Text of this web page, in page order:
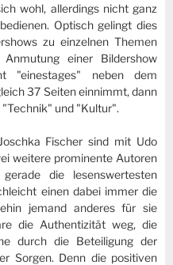
wohl, allerdings nicht ganz
Optisch gelingt dies
zu einzelnen Themen
einer Bildershow
"einestages" neben dem
37 Seiten einnimmt, dann
und "Kultur".
Fischer sind mit Udo
weitere prominente Autoren
die lesenswertesten
einen dabei immer die
jemand anderes für sie
die Authentizität weg, die
durch die Beteiligung der
Sorgen. Denn die positiven